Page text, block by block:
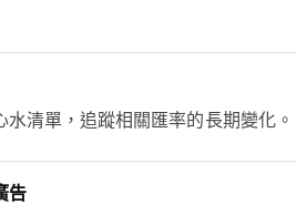
清單，追蹤相關匯率的長期變化。
告